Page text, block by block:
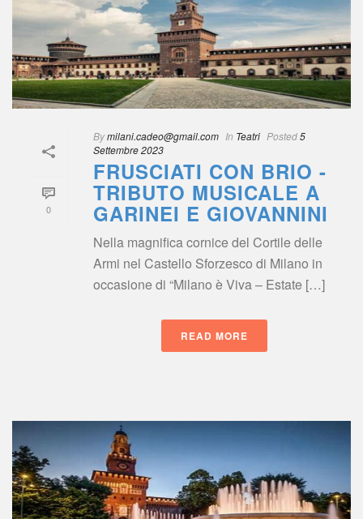
0
Bymilani.cadeo@gmail.com In Teatri Posted5
Settembre 2023
FRUSCIATI CON BRIO -
TRIBUTO MUSICALE A
GARINEI E GIOVANNINI
Nella magnifica cornice del Cortile delle
Armi nel Castello Sforzesco di Milano in
occasione di “Milano è Viva – Estate […]
READ MORE